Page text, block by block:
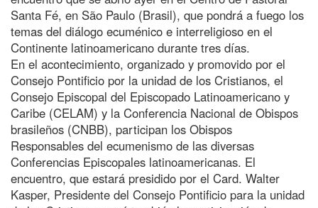
Santa Fé, en São Paulo (Brasil), que pondrá a fuego los
temas del diálogo ecuménico e interreligioso en el
Continente latinoamericano durante tres días.
En el acontecimiento, organizado y promovido por el
Consejo Pontificio por la unidad de los Cristianos, el
Consejo Episcopal del Episcopado Latinoamericano y
Caribe (CELAM) y la Conferencia Nacional de Obispos
brasileños (CNBB), participan los Obispos
Responsables del ecumenismo de las diversas
Conferencias Episcopales latinoamericanas. El
encuentro, que estará presidido por el Card. Walter
Kasper, Presidente del Consejo Pontificio para la unidad